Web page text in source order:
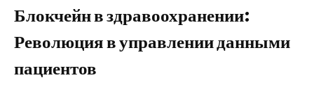
Блокчейн в здравоохранении:
Революция в управлении данными
пациентов